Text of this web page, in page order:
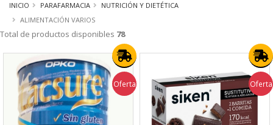
INICIO PARAFARMACIA
NUTRICIÓN Y DIETÉTICA
ALIMENTACIÓN VARIOS
Total de productos disponibles 78
Oferta Oferta